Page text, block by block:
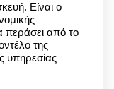
Είναι ο
περάσει από το
της
υπηρεσίας